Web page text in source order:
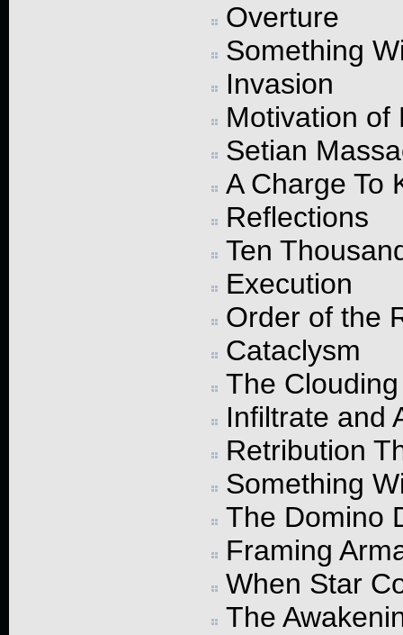
Overture
Something
Invasion
Motivation of
Setian
A Charge To
Reflections
Ten
Execution
Order of the
Cataclysm
The Clouding
Infiltrate and
Retribution
Something
The Domino
Framing
When Star
The